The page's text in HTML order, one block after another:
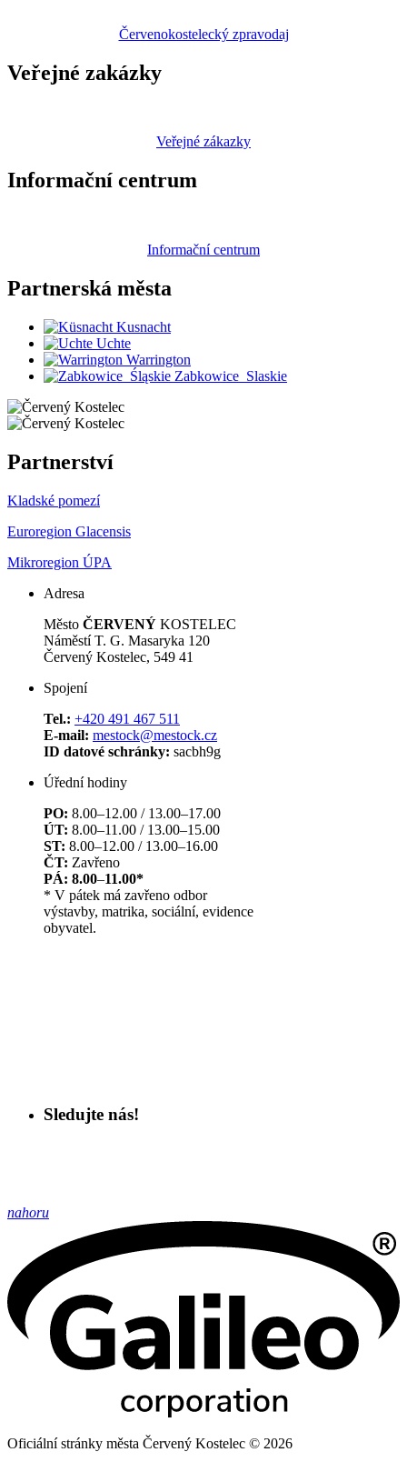
Červenokostelecký zpravodaj
Veřejné zakázky
Veřejné zákazky
Informační centrum
Informační centrum
Partnerská města
Kusnacht
Uchte
Warrington
Zabkowice_Slaskie
Partnerství
Kladské pomezí
Euroregion Glacensis
Mikroregion ÚPA
Adresa
Město ČERVENÝ KOSTELEC
Náměstí T. G. Masaryka 120
Červený Kostelec, 549 41
Spojení
Tel.: +420 491 467 511
E-mail: mestock@mestock.cz
ID datové schránky: sacbh9g
Úřední hodiny
PO: 8.00–12.00 / 13.00–17.00
ÚT: 8.00–11.00 / 13.00–15.00
ST: 8.00–12.00 / 13.00–16.00
ČT: Zavřeno
PÁ: 8.00–11.00*
* V pátek má zavřeno odbor
výstavby, matrika, sociální, evidence
obyvatel.
Sledujte nás!
nahoru
Oficiální stránky města Červený Kostelec © 2026